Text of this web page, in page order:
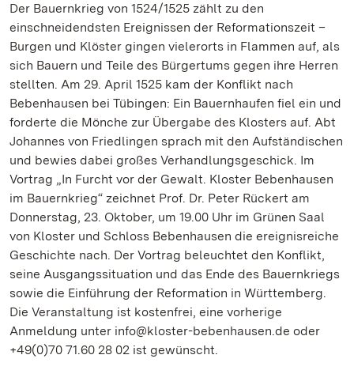
Der Bauernkrieg von 1524/1525 zählt zu den
einschneidendsten Ereignissen der Reformationszeit –
Burgen und Klöster gingen vielerorts in Flammen auf, als
sich Bauern und Teile des Bürgertums gegen ihre Herren
stellten. Am 29. April 1525 kam der Konflikt nach
Bebenhausen bei Tübingen: Ein Bauernhaufen fiel ein und
forderte die Mönche zur Übergabe des Klosters auf. Abt
Johannes von Friedlingen sprach mit den Aufständischen
und bewies dabei großes Verhandlungsgeschick. Im
Vortrag „In Furcht vor der Gewalt. Kloster Bebenhausen
im Bauernkrieg“ zeichnet Prof. Dr. Peter Rückert am
Donnerstag, 23. Oktober, um 19.00 Uhr im Grünen Saal
von Kloster und Schloss Bebenhausen die ereignisreiche
Geschichte nach. Der Vortrag beleuchtet den Konflikt,
seine Ausgangssituation und das Ende des Bauernkriegs
sowie die Einführung der Reformation in Württemberg.
Die Veranstaltung ist kostenfrei, eine vorherige
Anmeldung unter info@kloster-bebenhausen.de oder
+49(0)70 71.60 28 02 ist gewünscht.